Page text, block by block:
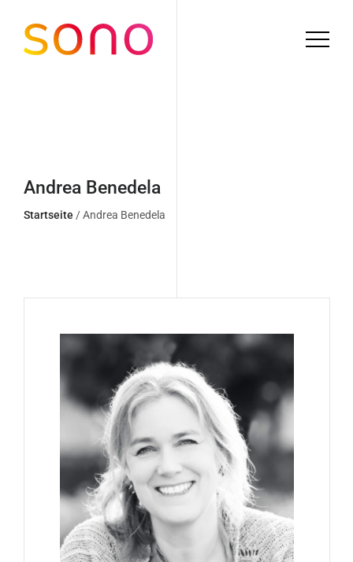
Andrea Benedela
Startseite / Andrea Benedela